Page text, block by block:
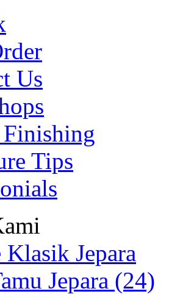
Us
Finishing
Tips
Jepara
Jepara (24)